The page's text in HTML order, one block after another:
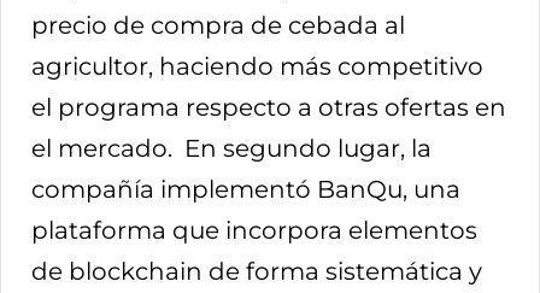
precio de compra de cebada al
agricultor, haciendo más competitivo
el programa respecto a otras ofertas en
el mercado. En segundo lugar, la
compañía implementó BanQu, una
plataforma que incorpora elementos
de blockchain de forma sistemática y